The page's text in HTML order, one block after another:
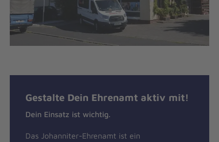
Gestalte Dein Ehrenamt aktiv mit!
Dein Einsatz ist wichtig.
Das Johanniter-Ehrenamt ist ein